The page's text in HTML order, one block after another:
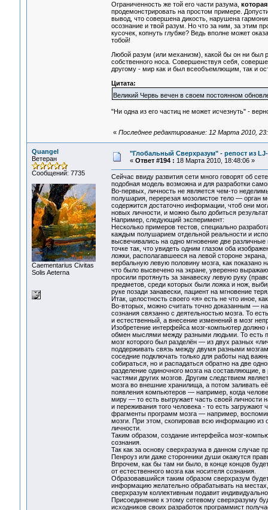
Ограниченность же той его части разума,
продемонстрировать на простом примере.
вывод, что совершена дикость, нарушена
осознание и твой разум. Но что за ним, за этим
кусочек, копнуть глубже? Ведь вполне может
тобой!
Любой разум (или механизм), какой бы он ни был
собственного носа. Совершенствуя себя,
другому - мир как и был всеобъемлющим, так и
Цитата:
Великий Червь вечен в своем постоянном
"Ни одна из его частиц не может исчезнуть" -
« Последнее редактирование: 12 Марта 2010,
Quangel
Ветеран
Сообщений: 7735
Сaementarius Civitas
Solis Aeterna
"Глобальный Сверхразум" - репост из
« Ответ #194 : 18 Марта 2010, 18:48:06 »
Сейчас ввиду развития сети много говорят об
подобная модель возможна и для разработки
Во-первых, личность не является чем-то
полушария, перерезая мозолистое тело — орган
содержится достаточно информации, чтоб они
новых личности, и можно было добиться
Например, следующий эксперимент:
Несколько примеров тестов, специально
каждым полушарием отдельной реальности и
высвечивались на одно мгновение две
точке так, что увидеть одним глазом оба
ложки, располагавшееся на левой стороне
вербальную левую половину мозга, как показано
что было высвечено на экране, уверенно
просили протянуть за занавеску левую руку
предметов, среди которых были ложка и нож,
руке позади занавески, пациент на мгновение
Итак, целостность своего «я» есть не что иное,
Во-вторых, можно считать точно доказанным —
сознания связанно с деятельностью мозга. То
и естественный, а внесение изменений в мозг
Изобретение интерфейса мозг-компьютер
обмен мыслями между разными людьми. То есть
мозг которого был разделён — из двух разных
поддерживать связь между двумя разными
соседние подключать только для работы над
собираться, но и распадаться обратно на две
разделение одиночного мозга на составляющие, в
частями других мозгов. Другим следствием
мозга во внешние хранилища, а потом заливать
появления компьютеров — например, когда
миру — то есть выгружает часть своей личности
и переживания того человека - то есть
фрагменты программ мозга — например,
мозги. При этом, скопировав всю информацию из
личности.
Таким образом, создание интерфейса мозг-
сознания.
Так как за основу сверхразума в данном случае
Пенроуз или даже сторонники души окажутся
Впрочем, как бы там ни было, в конце концов
от естественного мозга как носителя сознания.
Образовавшийся таким образом сверхразум
информацию желательно обрабатывать на
сверхразум коллективным подавит
Присоединение к этому сетевому сверхразуму
исходников своих разработок программист